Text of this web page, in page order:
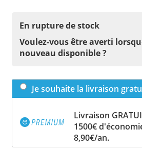
En rupture de stock
Voulez-vous être averti
nouveau disponible ?
Je souhaite la livraison
Livraison
1500€
8,90€/an.